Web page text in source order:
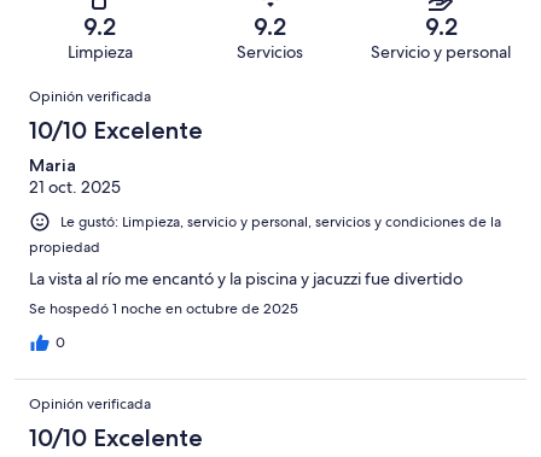
opiniones
opiniones
de
opiniones
Basada
26
de
opiniones
Terrible.
Basada
38
de
1411
opiniones
9.2
Limpieza
9.2
Servicios
9.2
Servicio y personal
Opiniones
Opinión verificada
10/10 Excelente
Maria
21 oct. 2025
Le gustó: Limpieza, servicio y personal, servicios y condiciones de la
propiedad
La vista al río me encantó y la piscina y jacuzzi fue divertido
Se hospedó 1 noche en octubre de 2025
0
Opinión verificada
10/10 Excelente